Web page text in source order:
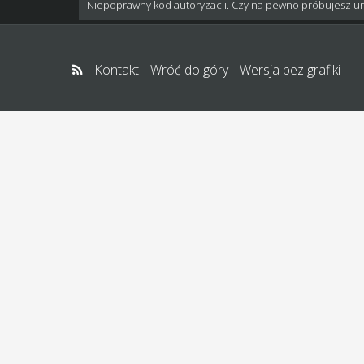
Niepoprawny kod autoryzacji. Czy na pewno próbujesz
Kontakt Wróć do góry Wersja bez grafiki